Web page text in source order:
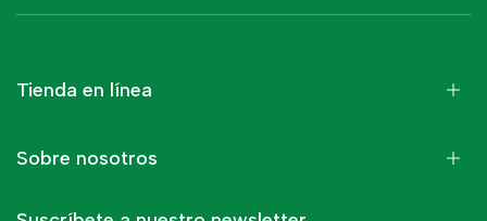
Tienda en línea
Sobre nosotros